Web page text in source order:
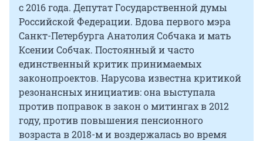
с 2016 года. Депутат Государственной думы
Российской Федерации. Вдова первого мэра
Санкт-Петербурга Анатолия Собчака и мать
Ксении Собчак. Постоянный и часто
единственный критик принимаемых
законопроектов. Нарусова известна критикой
резонансных инициатив: она выступала
против поправок в закон о митингах в 2012
году, против повышения пенсионного
возраста в 2018-м и воздержалась во время